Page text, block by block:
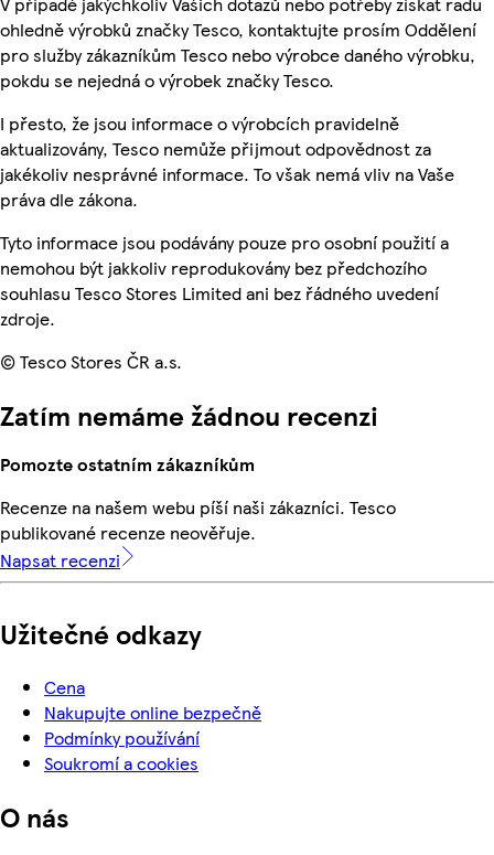
ohledně výrobků značky Tesco, kontaktujte prosím Oddělení
pro služby zákazníkům Tesco nebo výrobce daného výrobku,
pokdu se nejedná o výrobek značky Tesco.
I přesto, že jsou informace o výrobcích pravidelně
aktualizovány, Tesco nemůže přijmout odpovědnost za
jakékoliv nesprávné informace. To však nemá vliv na Vaše
práva dle zákona.
Tyto informace jsou podávány pouze pro osobní použití a
nemohou být jakkoliv reprodukovány bez předchozího
souhlasu Tesco Stores Limited ani bez řádného uvedení
zdroje.
© Tesco Stores ČR a.s.
Zatím nemáme žádnou recenzi
Pomozte ostatním zákazníkům
Recenze na našem webu píší naši zákazníci. Tesco
publikované recenze neověřuje.
Napsat recenzi
Užitečné odkazy
Cena
Nakupujte online bezpečně
Podmínky používání
Soukromí a cookies
O nás